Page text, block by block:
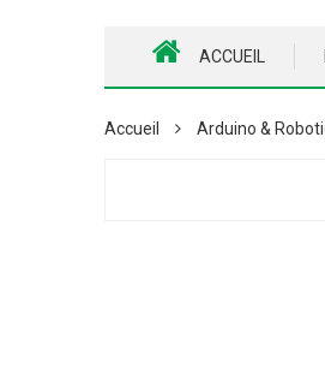
ACCUEIL
Accueil Arduino &